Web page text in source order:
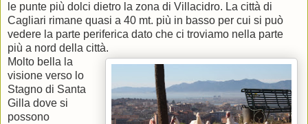
le punte più dolci dietro la zona di Villacidro. La città di
Cagliari rimane quasi a 40 mt. più in basso per cui si può
vedere la parte periferica dato che ci troviamo nella parte
più a nord della città.
Molto bella la
visione verso lo
Stagno di Santa
Gilla dove si
possono